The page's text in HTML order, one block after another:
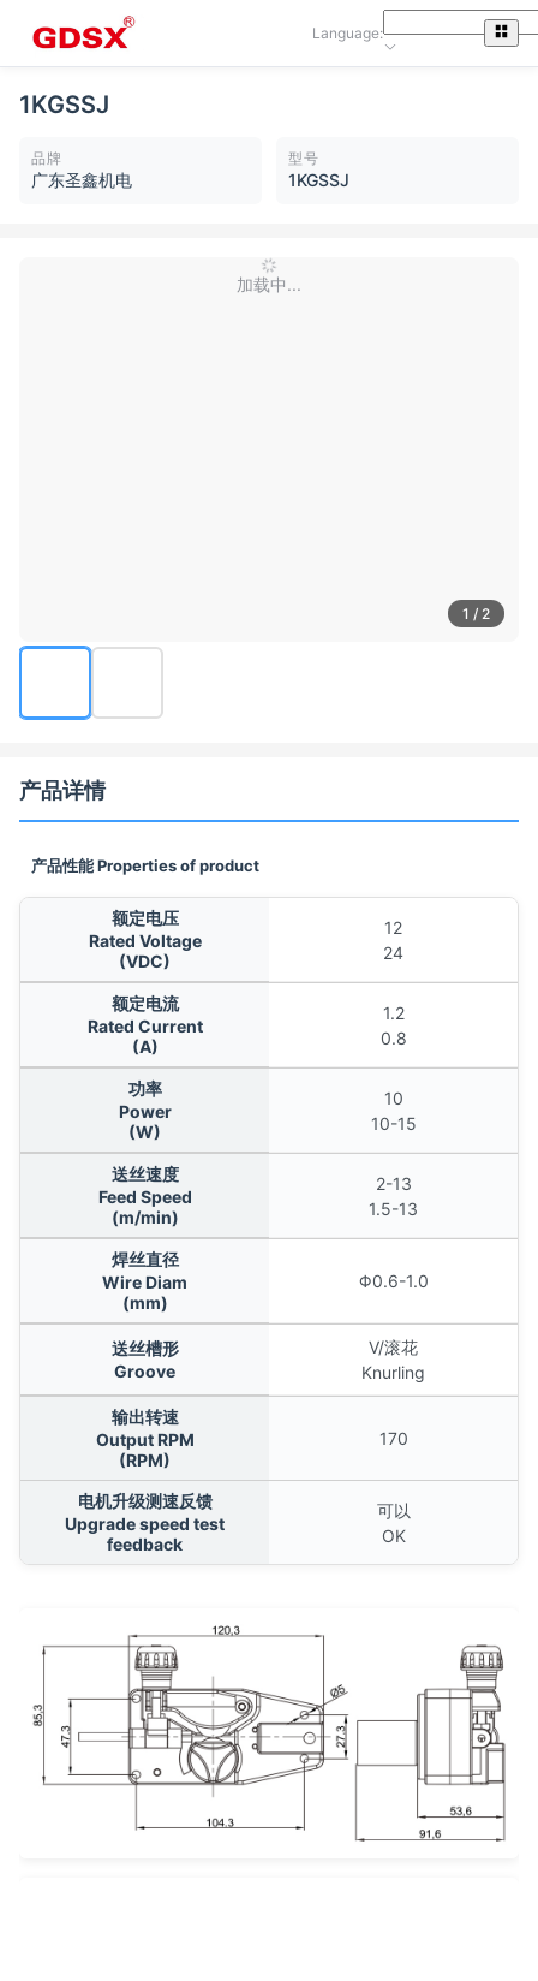
Language:
1KGSSJ
品牌
广东圣鑫机电
型号
1KGSSJ
加载中...
1 / 2
产品详情
产品性能 Properties of product
额定电压
Rated Voltage
(VDC)
12
24
额定电流
Rated Current
(A)
1.2
0.8
功率
Power
(W)
10
10-15
送丝速度
Feed Speed
(m/min)
2-13
1.5-13
焊丝直径
Wire Diam
(mm)
Φ0.6-1.0
送丝槽形
Groove
V/滚花
Knurling
输出转速
Output RPM
(RPM)
170
电机升级测速反馈
Upgrade speed test
feedback
可以
OK